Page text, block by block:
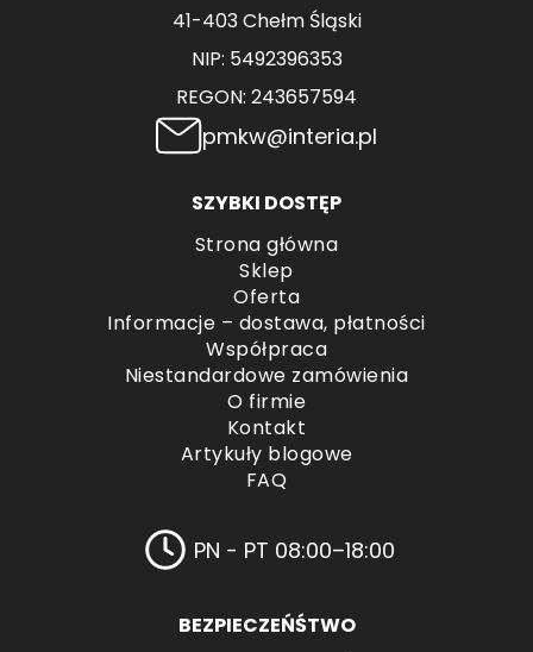
41-403 Chełm Śląski
NIP: 5492396353
REGON: 243657594
pmkw@interia.pl
SZYBKI DOSTĘP
Strona główna
Sklep
Oferta
Informacje – dostawa, płatności
Współpraca
Niestandardowe zamówienia
O firmie
Kontakt
Artykuły blogowe
FAQ
PN - PT 08:00–18:00
BEZPIECZEŃŚTWO